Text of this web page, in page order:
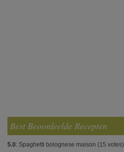
Best Beoordeelde Recepten
5.0: Spaghetti bolognese maison (15 votes)